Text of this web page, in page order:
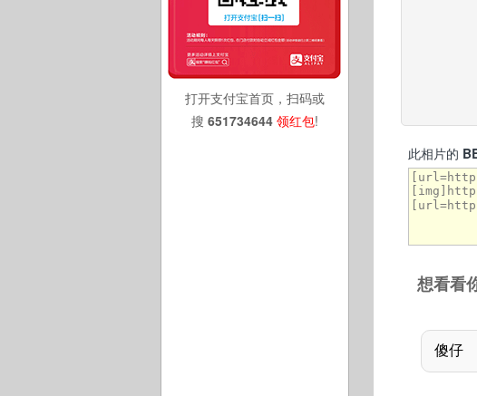
打开支付宝首页，扫码或
搜 651734644 领红包!
此相片的
想看看